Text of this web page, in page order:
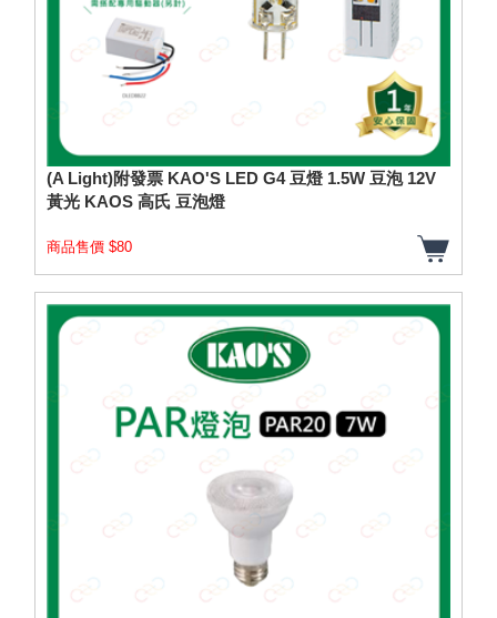
(A Light)附發票 KAO'S LED G4 豆燈 1.5W 豆泡 12V
黃光 KAOS 高氏 豆泡燈
商品售價 $80